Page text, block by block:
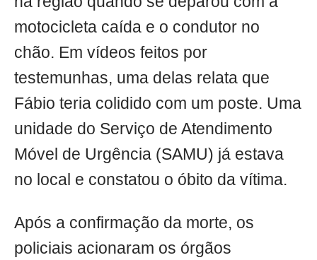
motocicleta caída e o condutor no
chão. Em vídeos feitos por
testemunhas, uma delas relata que
Fábio teria colidido com um poste. Uma
unidade do Serviço de Atendimento
Móvel de Urgência (SAMU) já estava
no local e constatou o óbito da vítima.
Após a confirmação da morte, os
policiais acionaram os órgãos